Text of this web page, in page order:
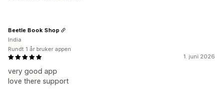
1. juni 2026
very good app
love there support
Beetle Book Shop
India
Rundt 1 år bruker appen